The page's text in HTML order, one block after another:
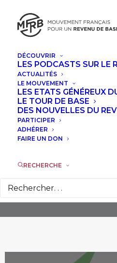
DÉCOUVRIR
LES PODCASTS SUR LE
ACTUALITÉS
LE MOUVEMENT
LES ETATS GÉNÉREUX
LE TOUR DE BASE
DES NOUVELLES DU
PARTICIPER
ADHÉRER
FAIRE UN DON
RECHERCHE